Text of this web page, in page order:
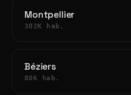
Montpellier
302K hab.
Béziers
80K hab.